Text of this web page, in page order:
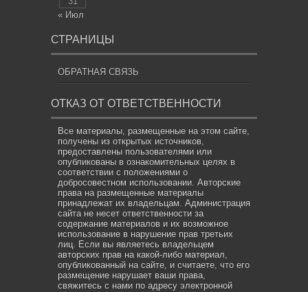
« Июл
СТРАНИЦЫ
ОБРАТНАЯ СВЯЗЬ
ОТКАЗ ОТ ОТВЕТСТВЕННОСТИ
Все материалы, размещенные на этом сайте,
получены из открытых источников,
предоставлены пользователями или
опубликованы в ознакомительных целях в
соответствии с положениями о
добросовестном использовании. Авторские
права на размещенные материалы
принадлежат их владельцам. Администрация
сайта не несет ответственности за
содержание материалов и их возможное
использование в нарушение прав третьих
лиц. Если вы являетесь владельцем
авторских прав на какой-либо материал,
опубликованный на сайте, и считаете, что его
размещение нарушает ваши права,
свяжитесь с нами по адресу электронной